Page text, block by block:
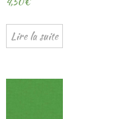
Lire la suite